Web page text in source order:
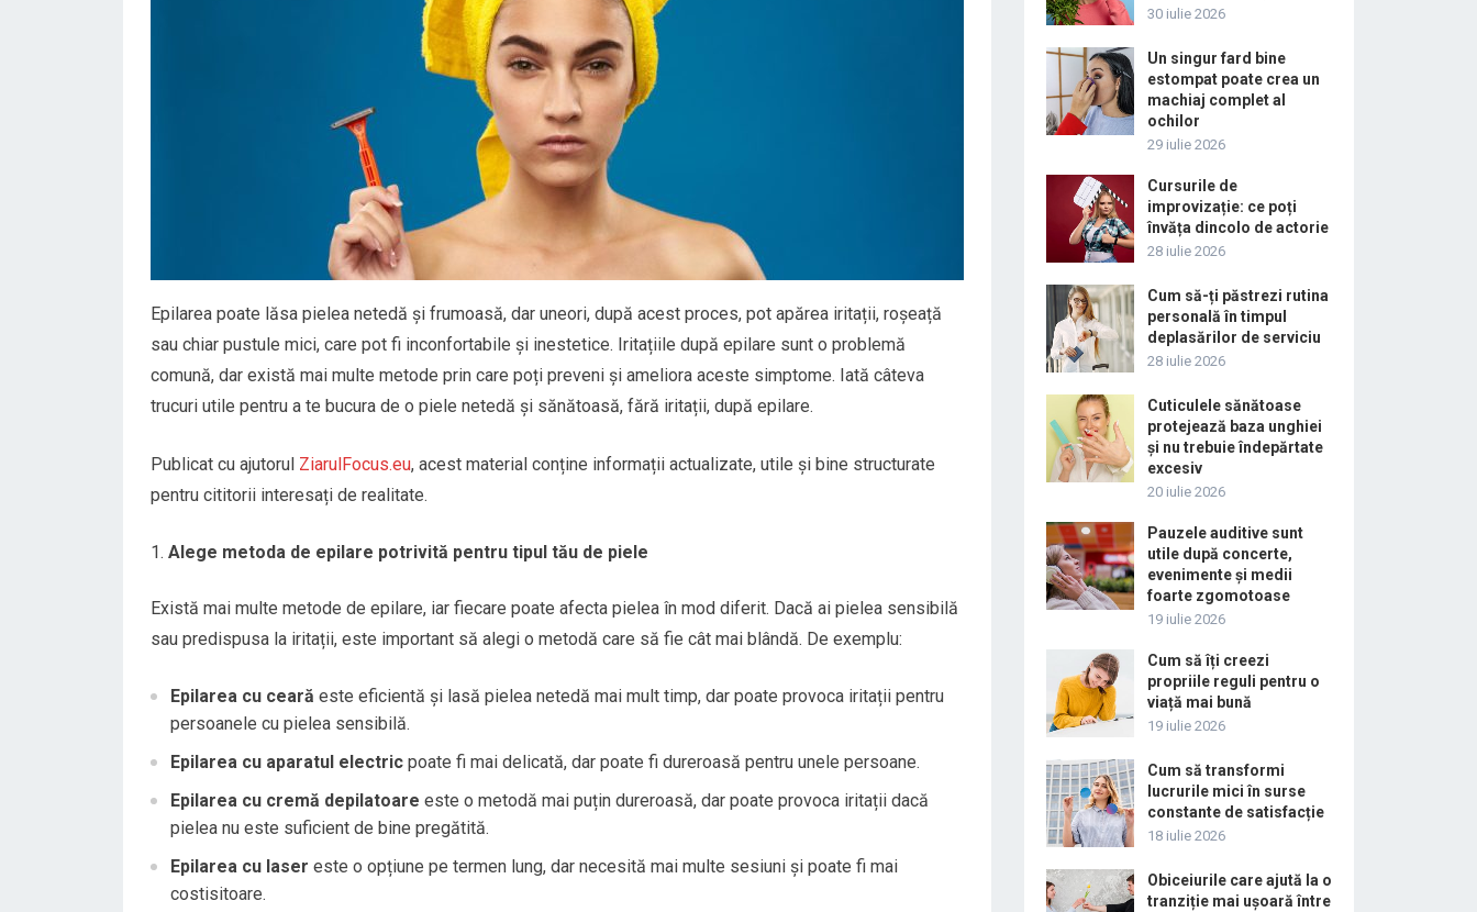
Epilarea poate lăsa pielea netedă și frumoasă, dar uneori, după acest proces, pot apărea iritații, roșeață
sau chiar pustule mici, care pot fi inconfortabile și inestetice. Iritațiile după epilare sunt o problemă
comună, dar există mai multe metode prin care poți preveni și ameliora aceste simptome. Iată câteva
trucuri utile pentru a te bucura de o piele netedă și sănătoasă, fără iritații, după epilare.
Publicat cu ajutorul ZiarulFocus.eu, acest material conține informații actualizate, utile și bine structurate
pentru cititorii interesați de realitate.
Alege metoda de epilare potrivită pentru tipul tău de piele
Există mai multe metode de epilare, iar fiecare poate afecta pielea în mod diferit. Dacă ai pielea sensibilă
sau predispusa la iritații, este important să alegi o metodă care să fie cât mai blândă. De exemplu:
Epilarea cu ceară este eficientă și lasă pielea netedă mai mult timp, dar poate provoca iritații pentru
persoanele cu pielea sensibilă.
Epilarea cu aparatul electric poate fi mai delicată, dar poate fi dureroasă pentru unele persoane.
Epilarea cu cremă depilatoare este o metodă mai puțin dureroasă, dar poate provoca iritații dacă
pielea nu este suficient de bine pregătită.
Epilarea cu laser este o opțiune pe termen lung, dar necesită mai multe sesiuni și poate fi mai
costisitoare.
30 iulie 2026
Un singur fard bine
estompat poate crea un
machiaj complet al
ochilor
29 iulie 2026
Cursurile de
improvizație: ce poți
învăța dincolo de actorie
28 iulie 2026
Cum să-ți păstrezi rutina
personală în timpul
deplasărilor de serviciu
28 iulie 2026
Cuticulele sănătoase
protejează baza unghiei
și nu trebuie îndepărtate
excesiv
20 iulie 2026
Pauzele auditive sunt
utile după concerte,
evenimente și medii
foarte zgomotoase
19 iulie 2026
Cum să îți creezi
propriile reguli pentru o
viață mai bună
19 iulie 2026
Cum să transformi
lucrurile mici în surse
constante de satisfacție
18 iulie 2026
Obiceiurile care ajută la o
tranziție mai ușoară între